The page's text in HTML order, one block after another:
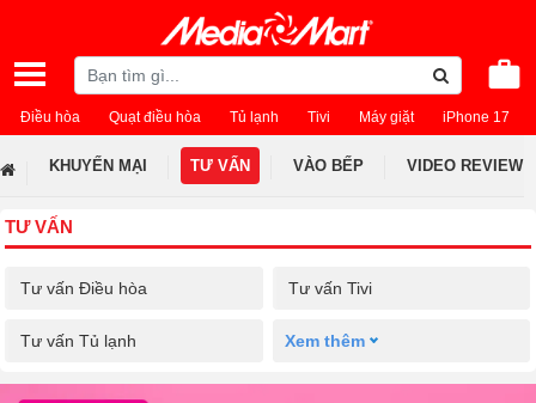
Điều hòa Quạt điều hòa Tủ lạnh Tivi Máy giặt iPhone 17
KHUYẾN MẠI TƯ VẤN VÀO BẾP VIDEO REVIEW
TƯ VẤN
Tư vấn Điều hòa Tư vấn Tivi
Tư vấn Tủ lạnh Xem thêm